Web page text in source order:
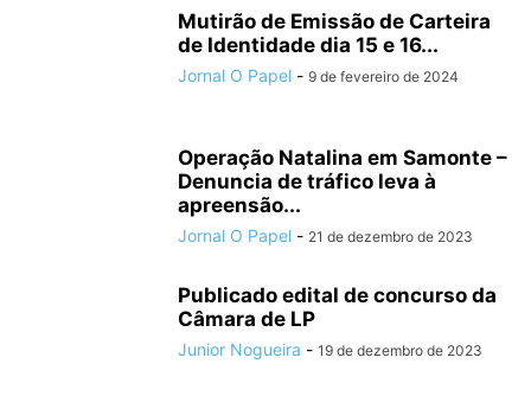
Mutirão de Emissão de Carteira
de Identidade dia 15 e 16...
Jornal O Papel - 9 de fevereiro de 2024
Operação Natalina em Samonte –
Denuncia de tráfico leva à
apreensão...
Jornal O Papel - 21 de dezembro de 2023
Publicado edital de concurso da
Câmara de LP
Junior Nogueira - 19 de dezembro de 2023